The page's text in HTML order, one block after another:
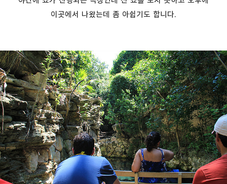
이곳에서 나왔는데 좀 아쉽기도 합니다.